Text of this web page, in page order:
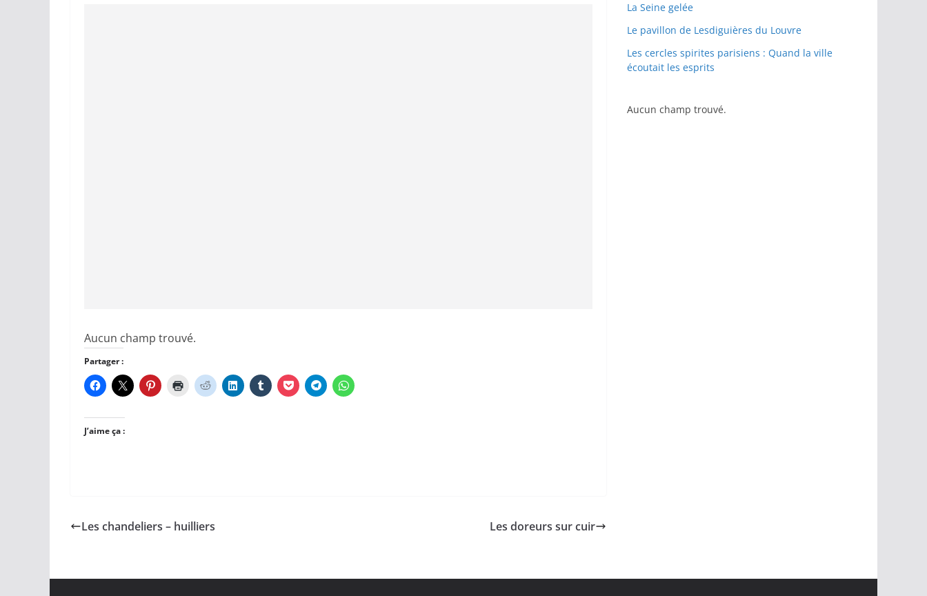
Aucun champ trouvé.
Partager :
J’aime ça :
Les chandeliers – huilliers Les doreurs sur cuir
La Seine gelée
Le pavillon de Lesdiguières du Louvre
Les cercles spirites parisiens : Quand la ville
écoutait les esprits
Aucun champ trouvé.